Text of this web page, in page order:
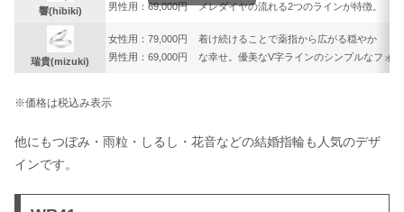
響(hibiki)
男性用：69,000円
メレダイヤの流れる2つのラインが特徴。
瑞貴(mizuki)
女性用：79,000円
男性用：69,000円
着け続けることで薬指から広がる穏やか
な幸せ。優美なV字ラインのシンプルなフォ
※価格は税込み表示
他にもつぼみ・雨粒・しるし・花音などの結婚指輪も人気のデザ
インです。